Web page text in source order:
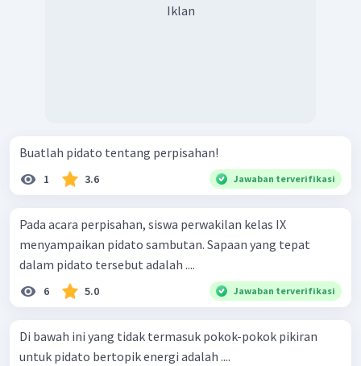
Iklan
Buatlah pidato tentang perpisahan!
1 3.6 Jawaban terverifikasi
Pada acara perpisahan, siswa perwakilan kelas IX
menyampaikan pidato sambutan. Sapaan yang tepat
dalam pidato tersebut adalah ....
6 5.0 Jawaban terverifikasi
Di bawah ini yang tidak termasuk pokok-pokok pikiran
untuk pidato bertopik energi adalah ....